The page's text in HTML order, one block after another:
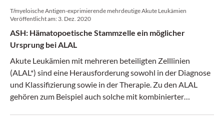
T/myeloische Antigen-exprimierende mehrdeutige Akute Leukämien
Veröffentlicht am: 3. Dez. 2020
ASH: Hämatopoetische Stammzelle ein möglicher
Ursprung bei ALAL
Akute Leukämien mit mehreren beteiligten Zelllinien
(ALAL*) sind eine Herausforderung sowohl in der Diagnose
und Klassifizierung sowie in der Therapie. Zu den ALAL
gehören zum Beispiel auch solche mit kombinierter